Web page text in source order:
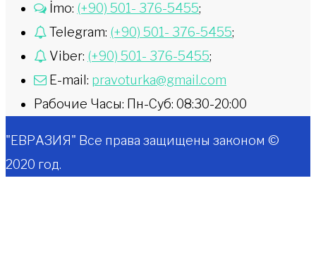
İmo: (+90) 501- 376-5455;
Telegram: (+90) 501- 376-5455;
Viber: (+90) 501- 376-5455;
E-mail: pravoturka@gmail.com
Рабочие Часы: Пн-Суб: 08:30-20:00
"ЕВРАЗИЯ" Все права защищены законом ©
2020 год.